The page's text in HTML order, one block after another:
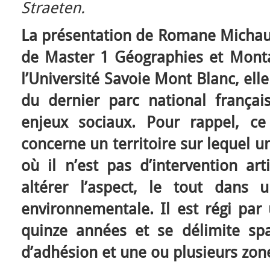
Straeten.
La présentation de Romane
de Master 1 Géographies et
l’Université Savoie Mont Blanc,
du dernier parc national
enjeux sociaux. Pour rappel,
concerne un territoire sur lequel
où il n’est pas d’intervention
altérer l’aspect, le tout dans
environnementale. Il est régi par
quinze années et se délimite
d’adhésion et une ou plusieurs